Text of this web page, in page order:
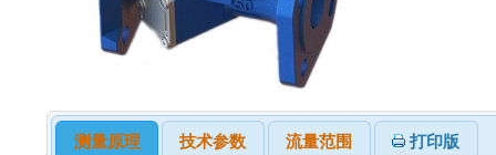
测量原理 技术参数 流量范围 打印版